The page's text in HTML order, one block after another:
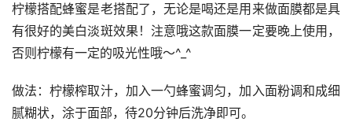
柠檬搭配蜂蜜是老搭配了，无论是喝还是用来做面膜都是具
有很好的美白淡斑效果！注意哦这款面膜一定要晚上使用，
否则柠檬有一定的吸光性哦～^_^
做法：柠檬榨取汁，加入一勺蜂蜜调匀，加入面粉调和成细
腻糊状，涂于面部，待20分钟后洗净即可。